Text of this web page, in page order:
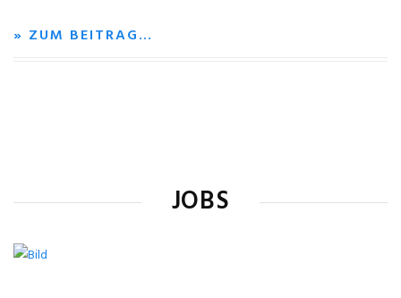
» ZUM BEITRAG…
JOBS